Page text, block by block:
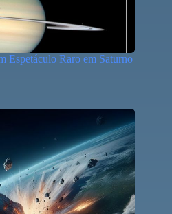
Espetáculo Raro em Saturno